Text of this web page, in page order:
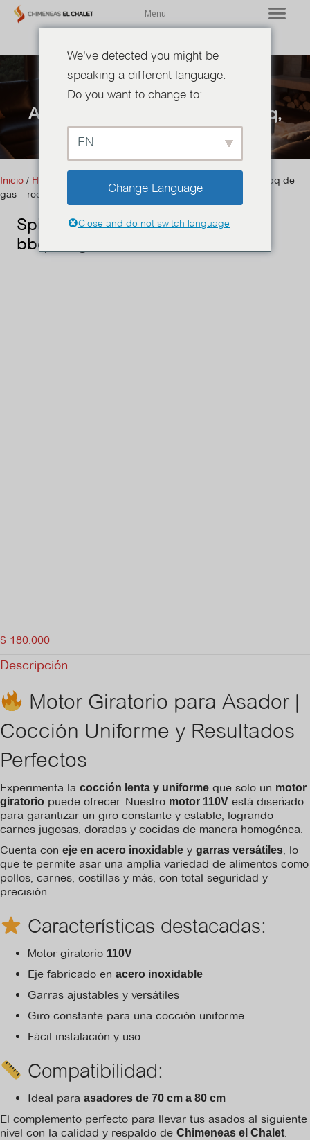
Menu
Asadores, hornos, plancha, bbq,
Descuentos,Hornos de pizza
Inicio / Hornos de pizza
/ Spiedo Motor giratorio y eje para bbq de
gas – rodizio
Spiedo Motor giratorio y eje para
bbq de gas – rodizio
$ 180.000
Descripción
Motor Giratorio para Asador |
Cocción Uniforme y Resultados
Perfectos
Experimenta la cocción lenta y uniforme que solo un motor
giratorio puede ofrecer. Nuestro motor 110V está diseñado
para garantizar un giro constante y estable, logrando
carnes jugosas, doradas y cocidas de manera homogénea.
Cuenta con eje en acero inoxidable y garras versátiles, lo
que te permite asar una amplia variedad de alimentos como
pollos, carnes, costillas y más, con total seguridad y
precisión.
Características destacadas:
Motor giratorio 110V
Eje fabricado en acero inoxidable
Garras ajustables y versátiles
Giro constante para una cocción uniforme
Fácil instalación y uso
Compatibilidad:
Ideal para asadores de 70 cm a 80 cm
El complemento perfecto para llevar tus asados al siguiente
nivel con la calidad y respaldo de Chimeneas el Chalet.
We've detected you might be
speaking a different language.
Do you want to change to:
EN
Change Language
Close and do not switch language